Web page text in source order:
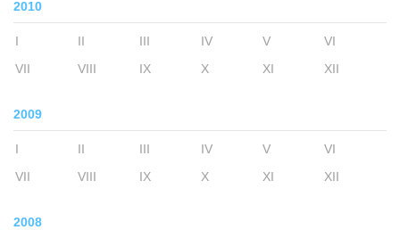
2010
I II III IV V
VI
VII
VIII IX X XI XII
2009
I II III IV V
VI
VII
VIII IX X XI XII
2008